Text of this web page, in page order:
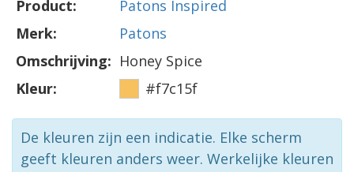
Product:
Patons Inspired
Merk:
Patons
Omschrijving: Honey Spice
Kleur:
#f7c15f
De kleuren zijn een indicatie. Elke scherm
geeft kleuren anders weer. Werkelijke kleuren